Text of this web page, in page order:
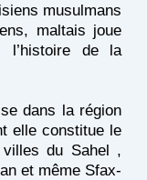
musulmans
maltais joue
l’histoire de la
dans la région
elle constitue le
du Sahel ,
et même Sfax-